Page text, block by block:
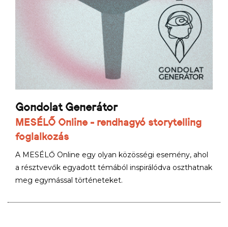
Gondolat Generátor
MESÉLŐ Online - rendhagyó storytelling
foglalkozás
A MESÉLŐ Online egy olyan közösségi esemény, ahol
a résztvevők egyadott témából inspirálódva oszthatnak
meg egymással történeteket.